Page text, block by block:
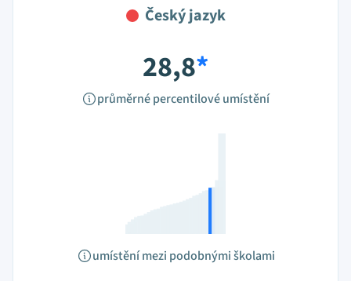
Český jazyk
28,8*
průměrné percentilové umístění
umístění mezi podobnými školami